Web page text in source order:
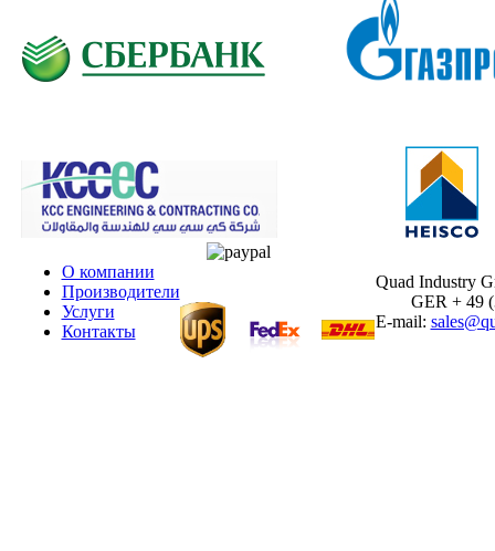
О компании
Производители
Услуги
Контакты
Quad Industry
GER + 49
E-mail: